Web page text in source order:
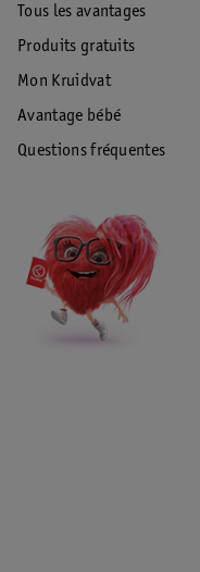
Tous les avantages
Produits gratuits
Mon Kruidvat
Avantage bébé
Questions fréquentes